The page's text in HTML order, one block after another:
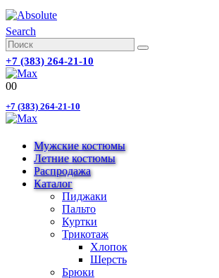
Search
+7 (383) 264-21-10
00
+7 (383) 264-21-10
Мужские костюмы
Летние костюмы
Распродажа
Каталог
Пиджаки
Пальто
Куртки
Трикотаж
Хлопок
Шерсть
Брюки